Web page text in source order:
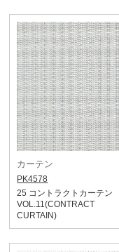
カーテン
PK4578
25 コントラクトカーテン
VOL.11(CONTRACT
CURTAIN)